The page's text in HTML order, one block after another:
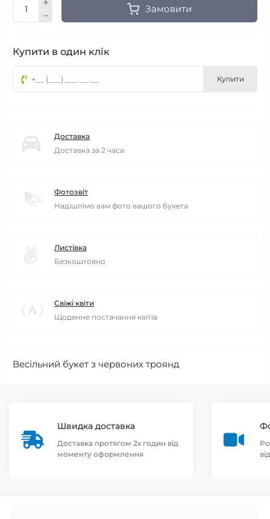
Замовити
Купити в один клік
Купити
Доставка
Доставка за 2 часа
Фотозвіт
Надішлімо вам фото вашого букета
Листівка
Безкоштовно
Свіжі квіти
Щоденне постачання квітів
Весільний букет з червоних троянд
Швидка доставка
Доставка протягом 2х годин від
моменту оформлення